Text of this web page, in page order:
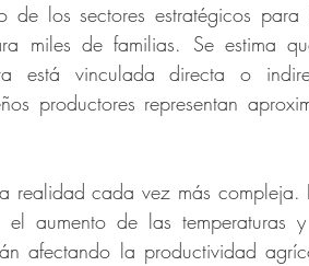
de los sectores estratégicos
miles de familias. Se estima
está vinculada directa o
productores representan
realidad cada vez más compleja.
el aumento de las temperaturas
afectando la productividad